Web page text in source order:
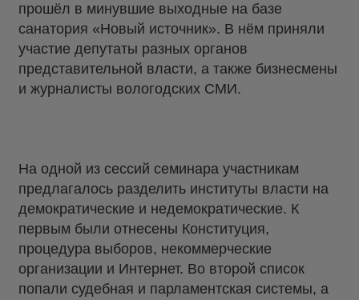
прошёл в минувшие выходные на базе
санатория «Новый источник». В нём приняли
участие депутаты разных органов
представительной власти, а также бизнесмены
и журналисты вологодских СМИ.
На одной из сессий семинара участникам
предлагалось разделить институты власти на
демократические и недемократические. К
первым были отнесены Конституция,
процедура выборов, некоммерческие
организации и Интернет. Во второй список
попали судебная и парламентская системы, а